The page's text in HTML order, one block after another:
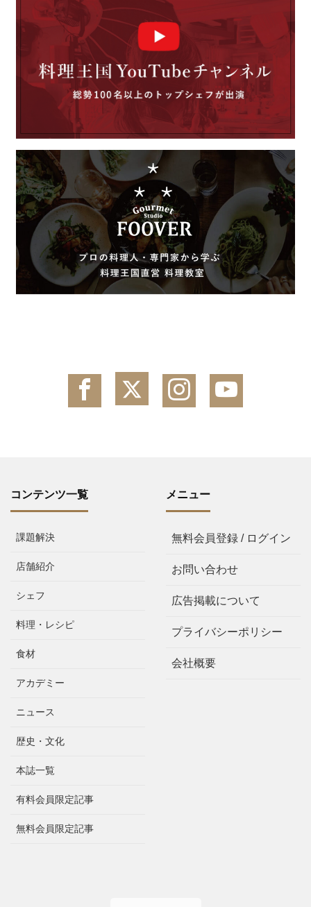
コンテンツ一覧
課題解決
店舗紹介
シェフ
料理・レシピ
食材
アカデミー
ニュース
歴史・文化
本誌一覧
有料会員限定記事
無料会員限定記事
メニュー
無料会員登録 / ログイン
お問い合わせ
広告掲載について
プライバシーポリシー
会社概要